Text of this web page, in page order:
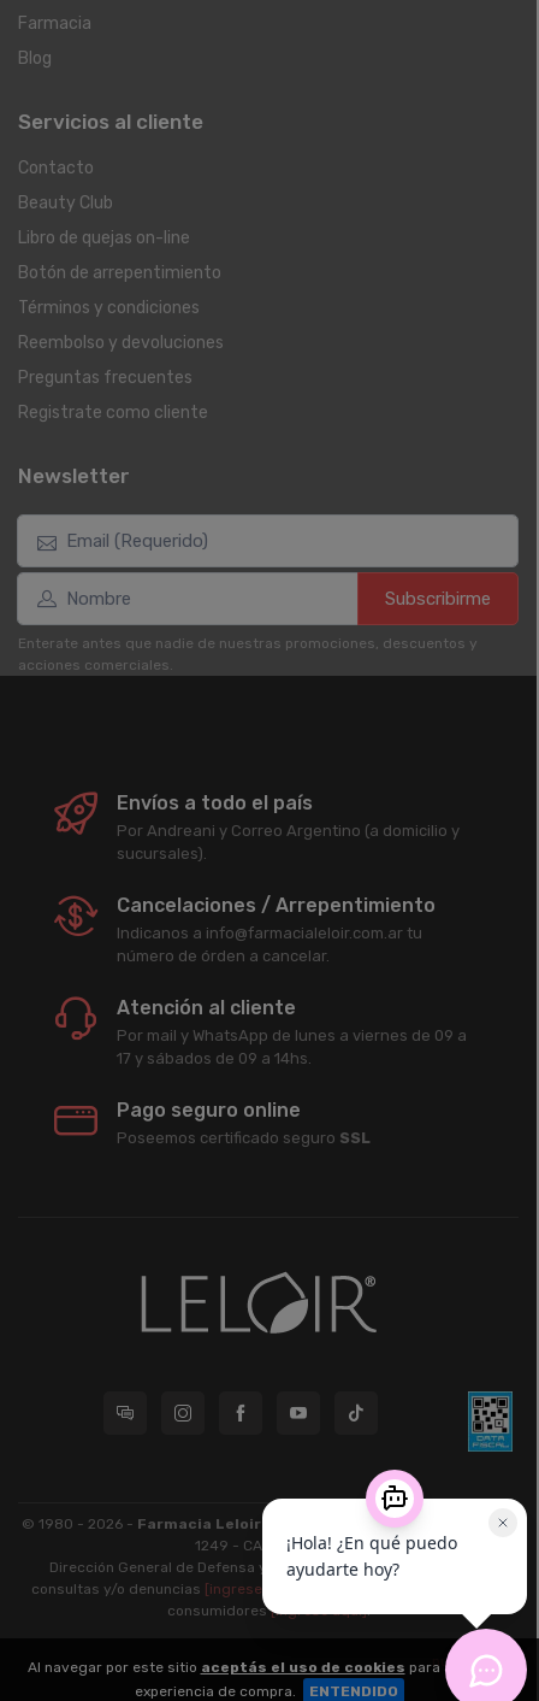
Farmacia
Blog
Servicios al cliente
Contacto
Beauty Club
Libro de quejas on-line
Botón de arrepentimiento
Términos y condiciones
Reembolso y devoluciones
Preguntas frecuentes
Registrate como cliente
Newsletter
Subscribirme
Enterate antes que nadie de nuestras promociones, descuentos y
acciones comerciales.
Envíos a todo el país
Por Andreani y Correo Argentino (a domicilio y
sucursales).
Cancelaciones / Arrepentimiento
Indicanos a info@farmacialeloir.com.ar tu
número de órden a cancelar.
Atención al cliente
Por mail y WhatsApp de lunes a viernes de 09 a
17 y sábados de 09 a 14hs.
Pago seguro online
Poseemos certificado seguro SSL
© 1980 - 2026 - Farmacia Leloir S.R.L.
| CUIT 33609220789 - Larrea
1249 - CABA - CP 1117
Dirección General de Defensa y Protección al Consumidor: Para
consultas y/o denuncias [ingrese aquí]
consumidores[ingrese aquí].
nubixstore®
v13.08.1
Al navegar por este sitio aceptás el uso de cookies para agilizar tu
experiencia de compra.
ENTENDIDO